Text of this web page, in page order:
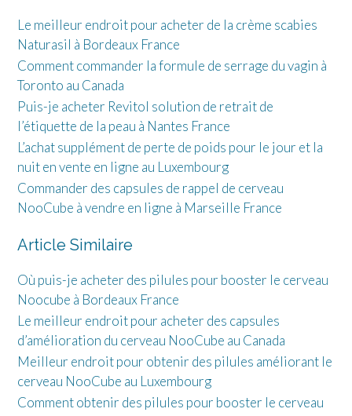
Le meilleur endroit pour acheter de la crème scabies
Naturasil à Bordeaux France
Comment commander la formule de serrage du vagin à
Toronto au Canada
Puis-je acheter Revitol solution de retrait de
l’étiquette de la peau à Nantes France
L’achat supplément de perte de poids pour le jour et la
nuit en vente en ligne au Luxembourg
Commander des capsules de rappel de cerveau
NooCube à vendre en ligne à Marseille France
Article Similaire
Où puis-je acheter des pilules pour booster le cerveau
Noocube à Bordeaux France
Le meilleur endroit pour acheter des capsules
d’amélioration du cerveau NooCube au Canada
Meilleur endroit pour obtenir des pilules améliorant le
cerveau NooCube au Luxembourg
Comment obtenir des pilules pour booster le cerveau